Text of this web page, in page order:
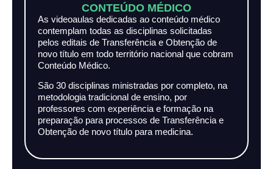
CONTEÚDO MÉDICO
As videoaulas dedicadas ao conteúdo médico
contemplam todas as disciplinas solicitadas
pelos editais de Transferência e Obtenção de
novo título em todo território nacional que cobram
Conteúdo Médico.
São 30 disciplinas ministradas por completo, na
metodologia tradicional de ensino, por
professores com experiência e formação na
preparação para processos de Transferência e
Obtenção de novo título para medicina.